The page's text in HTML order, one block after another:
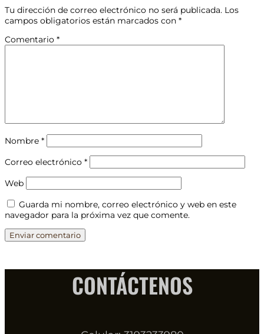
Tu dirección de correo electrónico no será publicada. Los
campos obligatorios están marcados con *
Comentario *
Nombre *
Correo electrónico *
Web
Guarda mi nombre, correo electrónico y web en este
navegador para la próxima vez que comente.
CONTÁCTENOS